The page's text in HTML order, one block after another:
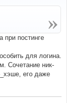
при постинге
для логина.
Сочетание ник-
его даже